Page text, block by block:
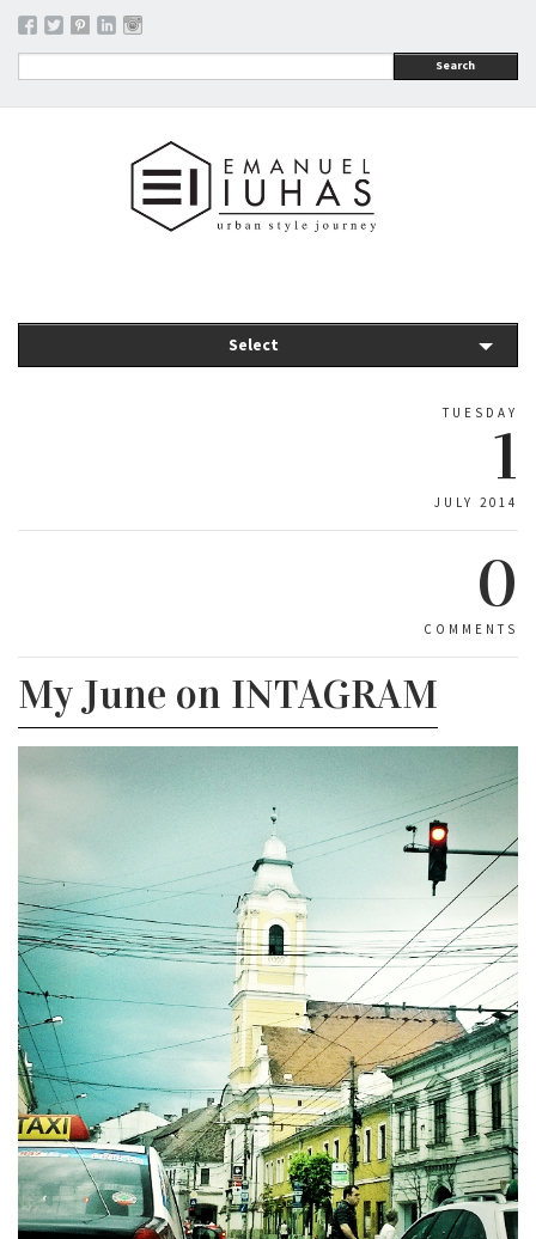
Search
Select
TUESDAY
1
JULY 2014
0
COMMENTS
My June on INTAGRAM